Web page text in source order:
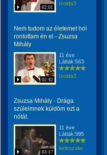
02:01
Izolda3
Nem tudom az életemet hol
rontottam én el - Zsuzsa
Mihály
02:42
11 éve
Látták:563
Izolda3
Zsuzsa Mihály - Drága
szüleimnek küldöm ezt a
nótát.
03:17
11 éve
Látták:995
ladirozalia